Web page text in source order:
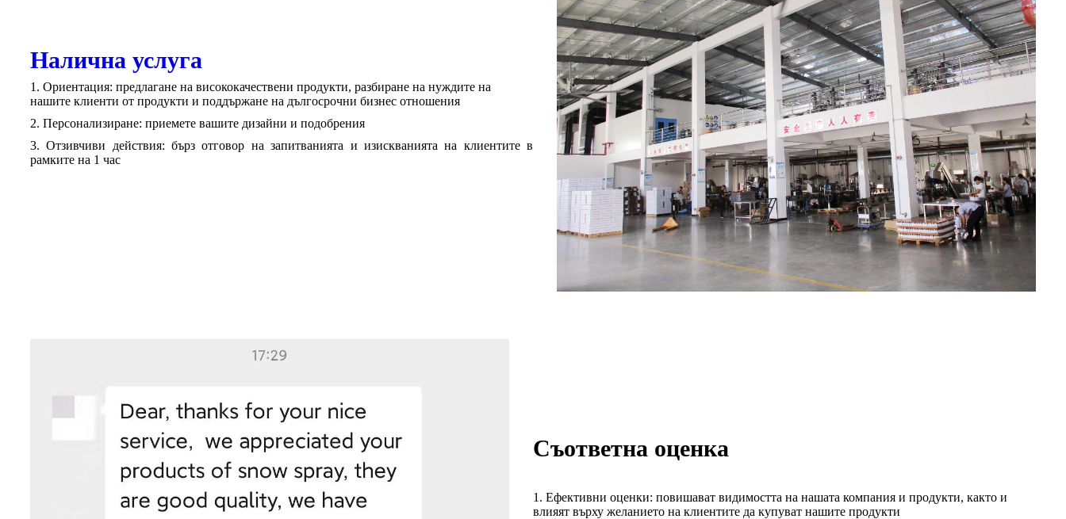
Налична услуга
1. Ориентация: предлагане на висококачествени продукти, разбиране на нуждите на
нашите клиенти от продукти и поддържане на дългосрочни бизнес отношения
2. Персонализиране: приемете вашите дизайни и подобрения
3. Отзивчиви действия: бърз отговор на запитванията и изискванията на клиентите в
рамките на 1 час
Съответна оценка
1. Ефективни оценки: повишават видимостта на нашата компания и продукти, както и
влияят върху желанието на клиентите да купуват нашите продукти